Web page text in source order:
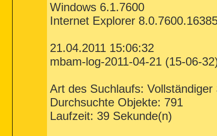
Windows 6.1.7600
Internet Explorer
21.04.2011 15:06:32
mbam-log-2011-04-21 (15-06-
Art des Suchlaufs:
Durchsuchte Objekte: 791
Laufzeit: 39 Sekunde(n)